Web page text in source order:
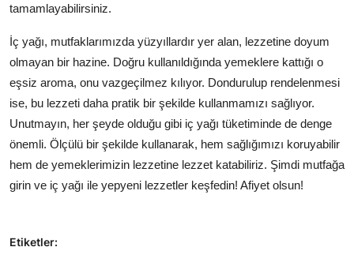
tamamlayabilirsiniz.
İç yağı, mutfaklarımızda yüzyıllardır yer alan, lezzetine doyum
olmayan bir hazine. Doğru kullanıldığında yemeklere kattığı o
eşsiz aroma, onu vazgeçilmez kılıyor. Dondurulup rendelenmesi
ise, bu lezzeti daha pratik bir şekilde kullanmamızı sağlıyor.
Unutmayın, her şeyde olduğu gibi iç yağı tüketiminde de denge
önemli. Ölçülü bir şekilde kullanarak, hem sağlığımızı koruyabilir
hem de yemeklerimizin lezzetine lezzet katabiliriz. Şimdi mutfağa
girin ve iç yağı ile yepyeni lezzetler keşfedin! Afiyet olsun!
Etiketler: